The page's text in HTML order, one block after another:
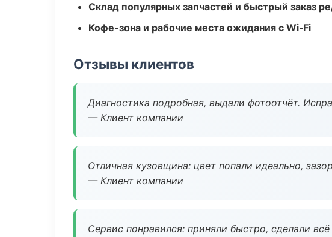
Склад популярных запчастей и быстрый заказ
Кофе-зона и рабочие места ожидания с Wi‑Fi
Отзывы клиентов
Диагностика подробная, выдали фотоотчёт.
— Клиент компании
Отличная кузовщина: цвет попали идеально,
— Клиент компании
Сервис понравился: приняли быстро, сделали